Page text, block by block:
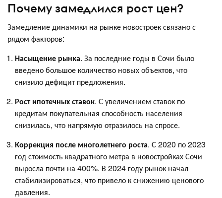
Почему замедлился рост цен?
Замедление динамики на рынке новостроек связано с
рядом факторов:
Насыщение рынка. За последние годы в Сочи было
введено большое количество новых объектов, что
снизило дефицит предложения.
Рост ипотечных ставок. С увеличением ставок по
кредитам покупательная способность населения
снизилась, что напрямую отразилось на спросе.
Коррекция после многолетнего роста. С 2020 по 2023
год стоимость квадратного метра в новостройках Сочи
выросла почти на 400%. В 2024 году рынок начал
стабилизироваться, что привело к снижению ценового
давления.